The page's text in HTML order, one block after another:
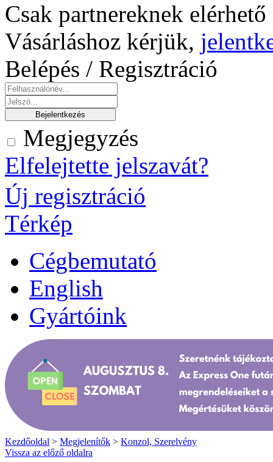
Csak partnereknek
Vásárláshoz kérjük,
Belépés / Regisztráció
Megjegyzés
Elfelejtette jelszavát?
Új regisztráció
Térkép
Cégbemutató
English
Gyártóink
Kezdőoldal > Megjelenítők > Konzol, Szerelvény
Vissza az előző oldalra